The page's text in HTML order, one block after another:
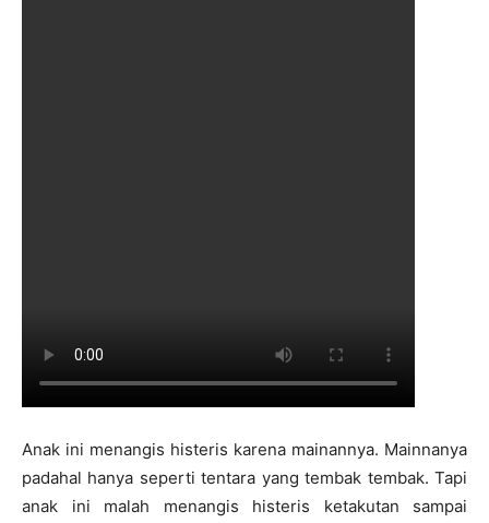
Anak ini menangis histeris karena mainannya. Mainnanya
padahal hanya seperti tentara yang tembak tembak. Tapi
anak ini malah menangis histeris ketakutan sampai